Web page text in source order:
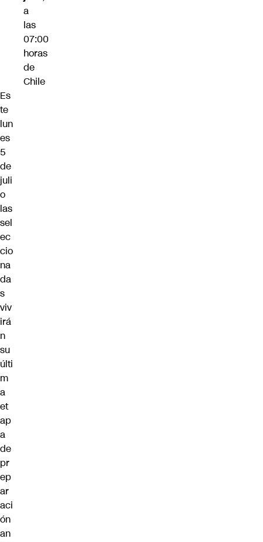
a
las
07:00
horas
de
Chile
Es
te
lun
es
5
de
juli
o
las
sel
ec
cio
na
da
s
viv
irá
n
su
últi
m
a
et
ap
a
de
pr
ep
ar
aci
ón
an